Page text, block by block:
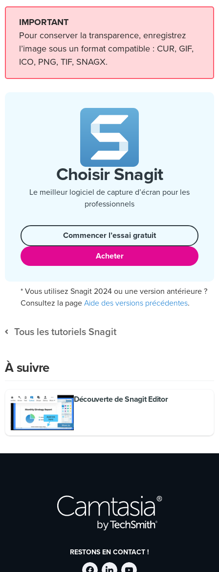
IMPORTANT
Pour conserver la transparence, enregistrez
l’image sous un format compatible : CUR, GIF,
ICO, PNG, TIF, SNAGX.
Choisir Snagit
Le meilleur logiciel de capture d’écran pour les
professionnels
Commencer l’essai gratuit
Acheter
* Vous utilisez Snagit 2024 ou une version antérieure ?
Consultez la page Aide des versions précédentes.
Tous les tutoriels Snagit
À suivre
Découverte de Snagit Editor
RESTONS EN CONTACT !